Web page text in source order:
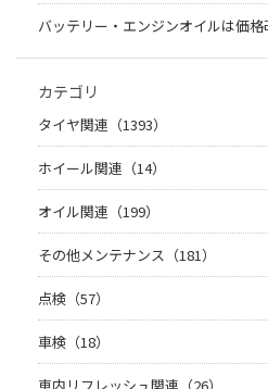
バッテリー・エンジンオイルは価格
カテゴリ
タイヤ関連（1393）
ホイール関連（14）
オイル関連（199）
その他メンテナンス（181）
点検（57）
車検（18）